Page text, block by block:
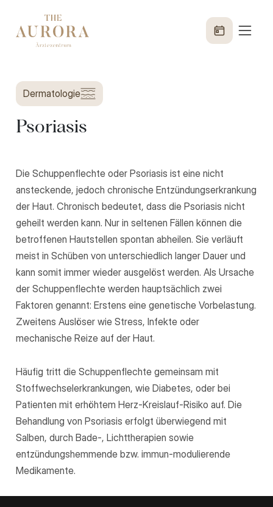
Dermatologie
Psoriasis
Die Schuppenflechte oder Psoriasis ist eine nicht
ansteckende, jedoch chronische Entzündungserkrankung
der Haut. Chronisch bedeutet, dass die Psoriasis nicht
geheilt werden kann. Nur in seltenen Fällen können die
betroffenen Hautstellen spontan abheilen. Sie verläuft
meist in Schüben von unterschiedlich langer Dauer und
kann somit immer wieder ausgelöst werden. Als Ursache
der Schuppenflechte werden hauptsächlich zwei
Faktoren genannt: Erstens eine genetische Vorbelastung.
Zweitens Auslöser wie Stress, Infekte oder
mechanische Reize auf der Haut.
Häufig tritt die Schuppenflechte gemeinsam mit
Stoffwechselerkrankungen, wie Diabetes, oder bei
Patienten mit erhöhtem Herz-Kreislauf-Risiko auf. Die
Behandlung von Psoriasis erfolgt überwiegend mit
Salben, durch Bade-, Lichttherapien sowie
entzündungshemmende bzw. immun-modulierende
Medikamente.